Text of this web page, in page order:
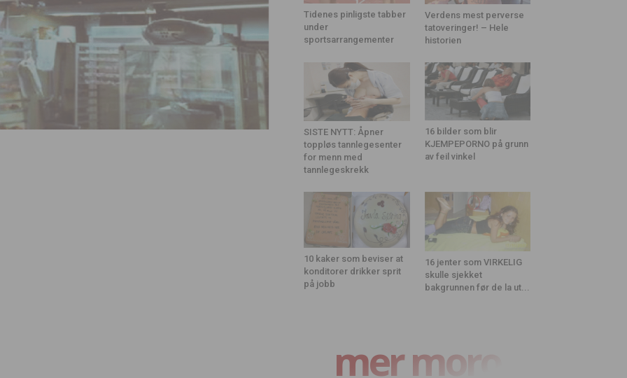
Tidenes pinligste tabber
under
sportsarrangementer
Verdens mest perverse
tatoveringer! – Hele
historien
SISTE NYTT: Åpner
toppløs tannlegesenter
for menn med
tannlegeskrekk
16 bilder som blir
KJEMPEPORNO på grunn
av feil vinkel
10 kaker som beviser at
konditorer drikker sprit
på jobb
16 jenter som VIRKELIG
skulle sjekket
bakgrunnen før de la ut...
mer moro